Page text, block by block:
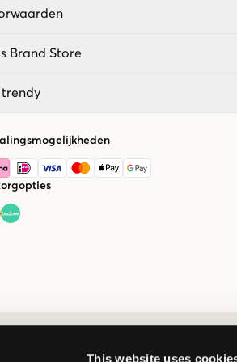
This website uses
Brand Store
trendy